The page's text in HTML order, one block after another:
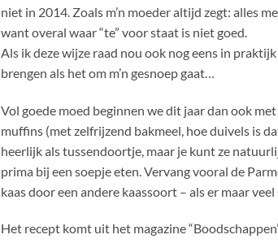
niet in 2014. Zoals m’n moeder altijd zegt: alles
want overal waar “te” voor staat is niet goed.
Als ik deze wijze raad nou ook nog eens in
brengen als het om m’n gesnoep gaat…
Vol goede moed beginnen we dit jaar dan ook
muffins (met zelfrijzend bakmeel, hoe duivels is
heerlijk als tussendoortje, maar je kunt ze
prima bij een soepje eten. Vervang vooral de
kaas door een andere kaassoort – als er maar
Het recept komt uit het magazine